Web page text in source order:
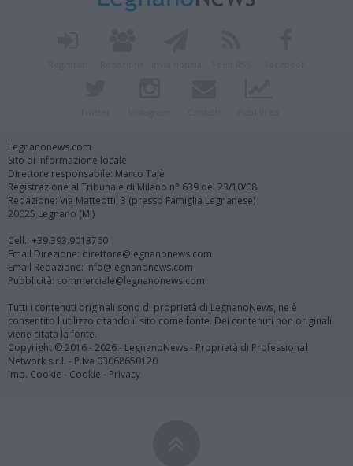
Legnanonews.com
Sito di informazione locale
Direttore responsabile: Marco Tajè
Registrazione al Tribunale di Milano n° 639 del 23/10/08
Redazione: Via Matteotti, 3 (presso Famiglia Legnanese)
20025 Legnano (MI)
Cell.: +39.393.9013760
Email Direzione: direttore@legnanonews.com
Email Redazione: info@legnanonews.com
Pubblicità: commerciale@legnanonews.com
Tutti i contenuti originali sono di proprietà di LegnanoNews, ne è
consentito l'utilizzo citando il sito come fonte. Dei contenuti non originali
viene citata la fonte.
Copyright © 2016 - 2026 - LegnanoNews - Proprietà di Professional
Network s.r.l. - P.Iva 03068650120
Imp. Cookie - Cookie - Privacy